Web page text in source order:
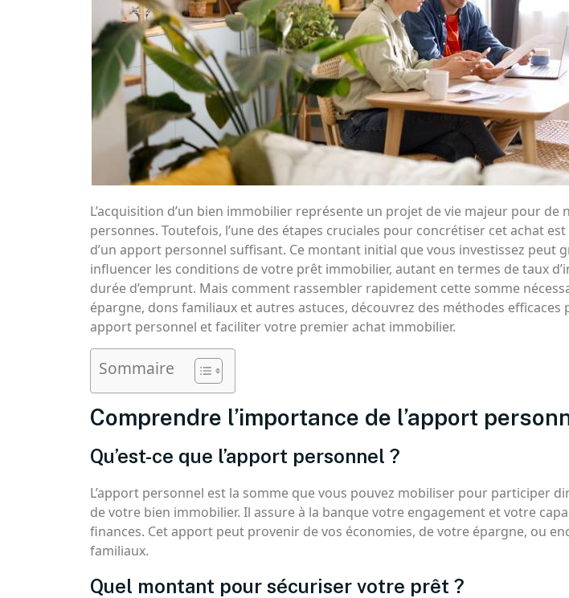
L’acquisition d’un bien immobilier représente un projet de vie majeur pour de
personnes. Toutefois, l’une des étapes cruciales pour concrétiser cet achat
d’un apport personnel suffisant. Ce montant initial que vous investissez peut
influencer les conditions de votre prêt immobilier, autant en termes de taux
durée d’emprunt. Mais comment rassembler rapidement cette somme
épargne, dons familiaux et autres astuces, découvrez des méthodes
apport personnel et faciliter votre premier achat immobilier.
Sommaire
Comprendre l’importance de l’apport
Qu’est-ce que l’apport personnel ?
L’apport personnel est la somme que vous pouvez mobiliser pour participer
de votre bien immobilier. Il assure à la banque votre engagement et votre
finances. Cet apport peut provenir de vos économies, de votre épargne, ou
familiaux.
Quel montant pour sécuriser votre prêt ?